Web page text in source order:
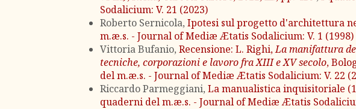
Sodalicium: V. 21 (2023)
Roberto Sernicola,Ipotesi sul progetto d'architettura
m.æ.s. - Journal of Mediæ Ætatis Sodalicium: V. 1 (1998)
Vittoria Bufanio,Recensione: L. Righi,La manifattura
tecniche, corporazioni e lavoro fra XIII e XV secolo,
del m.æ.s. - Journal of Mediæ Ætatis Sodalicium: V. 22
Riccardo Parmeggiani,La manualistica inquisitoriale
quaderni del m.æ.s. - Journal of Mediæ Ætatis